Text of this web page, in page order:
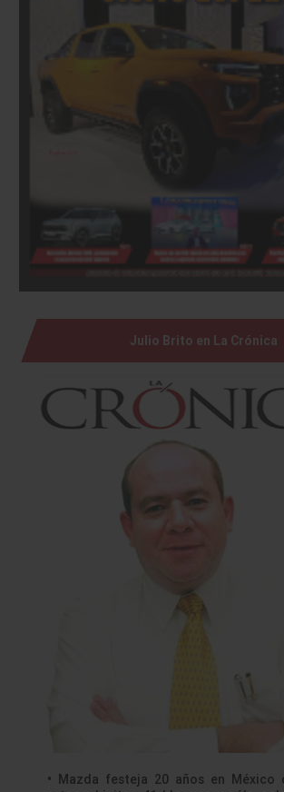
Julio Brito en La Crónica
• Mazda festeja 20 años en México